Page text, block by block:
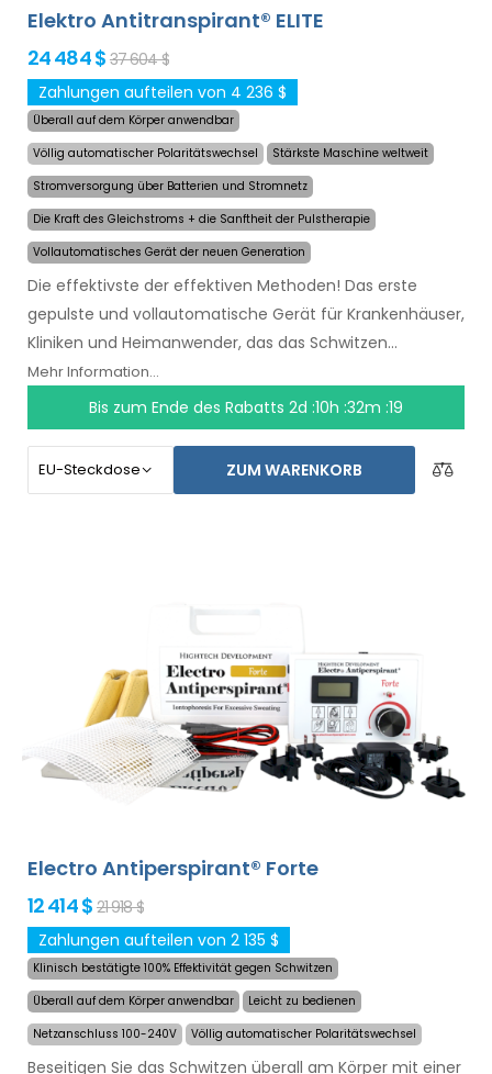
Elektro Antitranspirant® ELITE
24 484 $ 37 604 $
Zahlungen aufteilen von 4 236 $
Überall auf dem Körper anwendbar
Völlig automatischer Polaritätswechsel
Stärkste Maschine weltweit
Stromversorgung über Batterien und Stromnetz
Die Kraft des Gleichstroms + die Sanftheit der Pulstherapie
Vollautomatisches Gerät der neuen Generation
Die effektivste der effektiven Methoden! Das erste
gepulste und vollautomatische Gerät für Krankenhäuser,
Kliniken und Heimanwender, das das Schwitzen
auchüber mehrere Monate hinweg mit einer
einzigen Anwendung lindert. Zu Beginn der
Behandlung wählen Sie einfach den Bereich, der von
gegen übermäßiges Schwitzen von Händen, Füßen und
Achselhöhlen (im Grundpaket enthalten). Mit
zusätzlichen Adaptern kann auch übermäßiges
Schwitzen des Kopfes, der Stirn, des Bauches, des
Rückens, des Gesäßes, der Brust und anderer Körperteile
erfolgreich und langanhaltend behandelt werden.
Geld-
sowie kostenloser Expressversand weltweit!
Mehr Information...
Bis zum Ende des Rabatts 2d :10h :32m :18
ZUM WARENKORB
Electro Antiperspirant® Forte
12 414 $ 21 918 $
Zahlungen aufteilen von 2 135 $
Klinisch bestätigte 100% Effektivität gegen Schwitzen
Überall auf dem Körper anwendbar
Leicht zu bedienen
Netzanschluss 100-240V
Völlig automatischer Polaritätswechsel
Beseitigen Sie das Schwitzen überall am Körper mit einer